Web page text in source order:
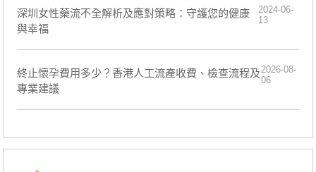
深圳女性藥流不全解析及應對策略：守護您的健康
與幸福
2024-06-
13
終止懷孕費用多少？香港人工流產收費、檢查流程及
專業建議
2026-08-
06